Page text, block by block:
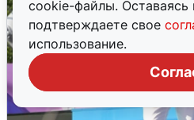
cookie-файлы. Оставаясь
подтверждаете свое
использование.